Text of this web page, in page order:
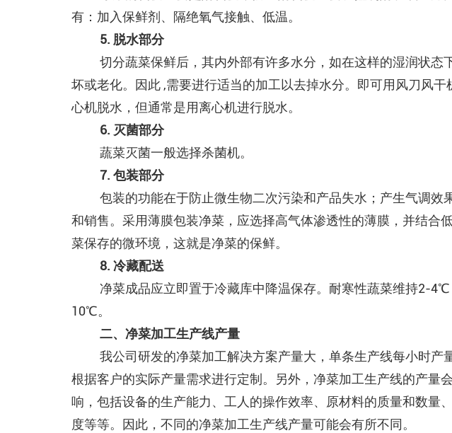
有：加入保鲜剂、隔绝氧气接触、低温。
5. 脱水部分
切分蔬菜保鲜后，其内外部有许多水分，如在这样的湿润状态
坏或老化。因此 ,需要进行适当的加工以去掉水分。即可用风刀风干
心机脱水，但通常是用离心机进行脱水。
6. 灭菌部分
蔬菜灭菌一般选择杀菌机。
7. 包装部分
包装的功能在于防止微生物二次污染和产品失水；产生气调效
和销售。采用薄膜包装净菜，应选择高气体渗透性的薄膜，并结合
菜保存的微环境，这就是净菜的保鲜。
8. 冷藏配送
净菜成品应立即置于冷藏库中降温保存。耐寒性蔬菜维持2-
10℃。
二、净菜加工生产线产量
我公司研发的净菜加工解决方案产量大，单条生产线每小时产
根据客户的实际产量需求进行定制。另外，净菜加工生产线的产量
响，包括设备的生产能力、工人的操作效率、原材料的质量和数量
度等等。因此，不同的净菜加工生产线产量可能会有所不同。